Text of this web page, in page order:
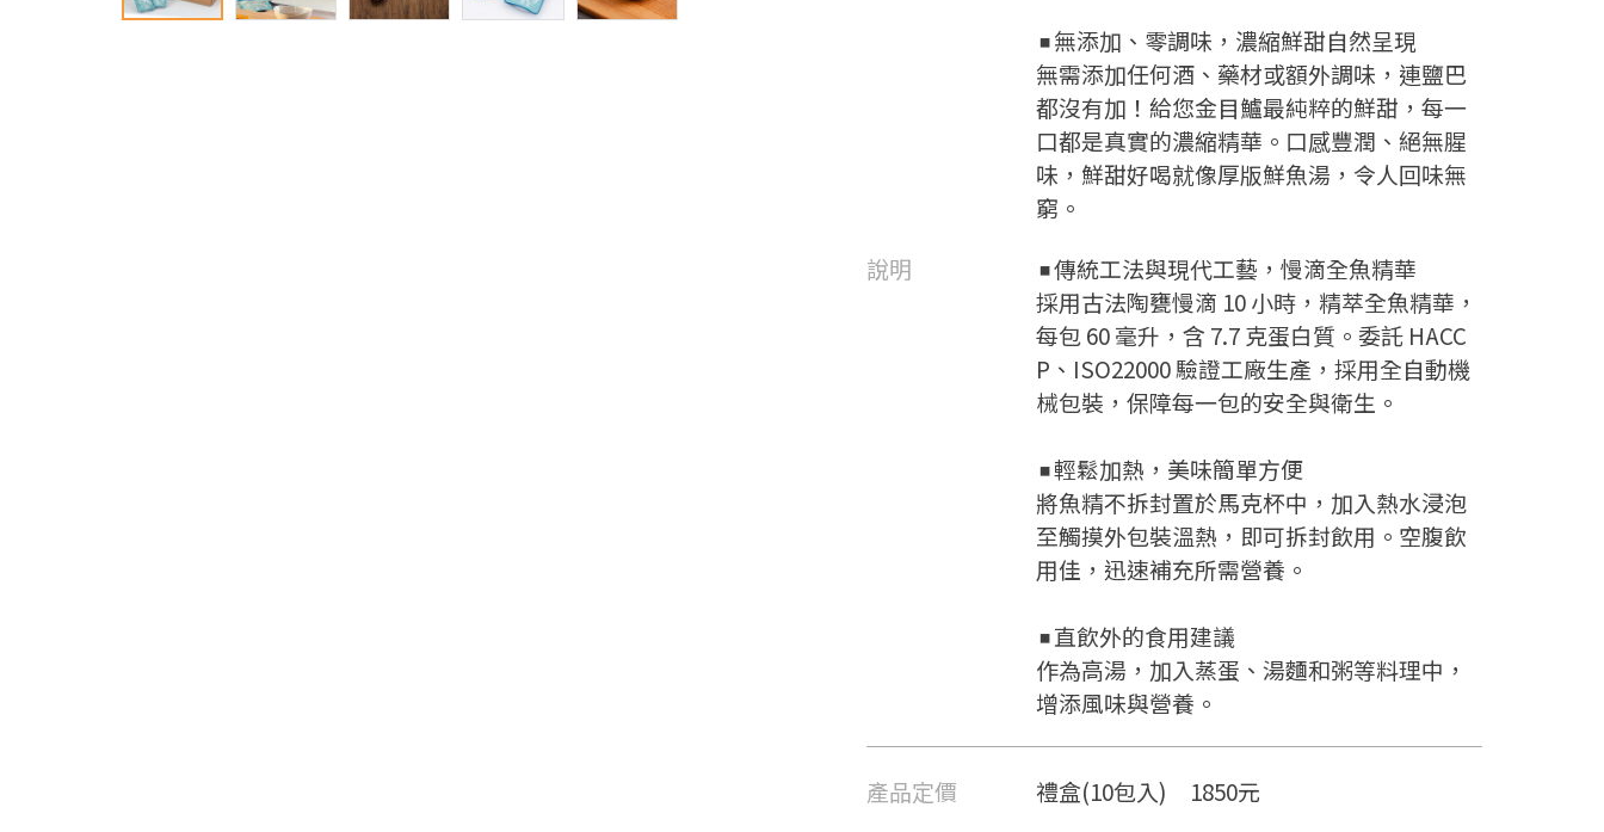
◾️無添加、零調味，濃縮鮮甜自然呈現
無需添加任何酒、藥材或額外調味，連鹽巴
都沒有加！給您金目鱸最純粹的鮮甜，每一
口都是真實的濃縮精華。口感豐潤、絕無腥
味，鮮甜好喝就像厚版鮮魚湯，令人回味無
窮。
說明
◾️傳統工法與現代工藝，慢滴全魚精華
採用古法陶甕慢滴 10 小時，精萃全魚精華，
每包 60 毫升，含 7.7 克蛋白質。委託 HACC
P、ISO22000 驗證工廠生產，採用全自動機
械包裝，保障每一包的安全與衛生。
◾️輕鬆加熱，美味簡單方便
將魚精不拆封置於馬克杯中，加入熱水浸泡
至觸摸外包裝溫熱，即可拆封飲用。空腹飲
用佳，迅速補充所需營養。
◾️直飲外的食用建議
作為高湯，加入蒸蛋、湯麵和粥等料理中，
增添風味與營養。
產品定價 禮盒(10包入) 1850元
要申請新產品嗎？